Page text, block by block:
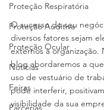
Proteção Respiratória
Proteção Auditiva
Proteção Ocular
Notícias
Feiras
Parcerias
O sucesso do seu
diversos fatores sejam
externos à organização.
blog abordaremos a
uso de vestuário de
pode interferir,
visibilidade da sua